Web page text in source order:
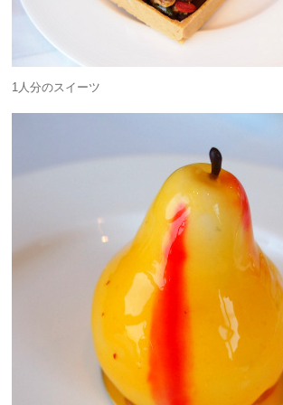
1人分のスイーツ